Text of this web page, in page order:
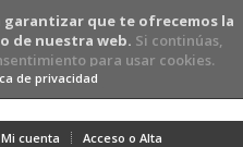
que te ofrecemos la
de nuestra web. Si continúas,
para usar cookies.
de privacidad
Mi cuenta Acceso o Alta